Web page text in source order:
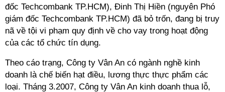
đốc Techcombank TP.HCM), Đinh Thị Hiền (nguyên Phó
giám đốc Techcombank TP.HCM) đã bỏ trốn, đang bị truy
nã về tội vi phạm quy định về cho vay trong hoạt động
của các tổ chức tín dụng.
Theo cáo trạng, Công ty Vân An có ngành nghề kinh
doanh là chế biến hạt điều, lương thực thực phẩm các
loại. Tháng 3.2007, Công ty Vân An kinh doanh thua lỗ,